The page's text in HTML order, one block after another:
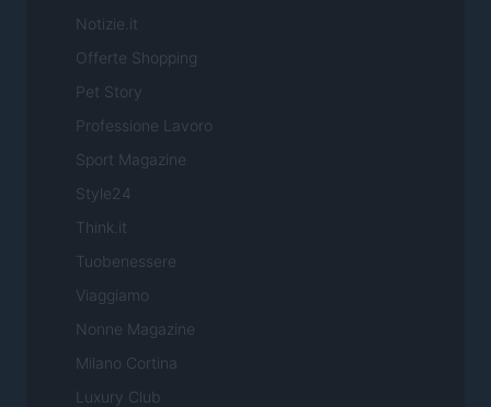
Notizie.it
Offerte Shopping
Pet Story
Professione Lavoro
Sport Magazine
Style24
Think.it
Tuobenessere
Viaggiamo
Nonne Magazine
Milano Cortina
Luxury Club